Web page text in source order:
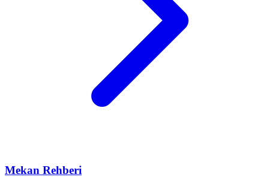
Mekan Rehberi